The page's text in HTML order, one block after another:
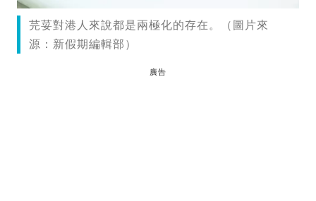
芫荽對港人來說都是兩極化的存在。（圖片來
源：新假期編輯部）
廣告